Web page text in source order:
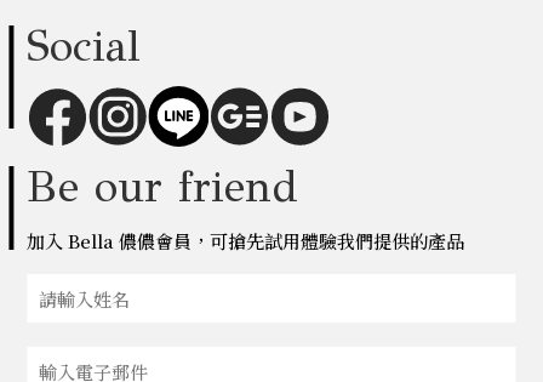
Social
Be our friend
加入 Bella 儂儂會員，可搶先試用體驗我們提供的產品